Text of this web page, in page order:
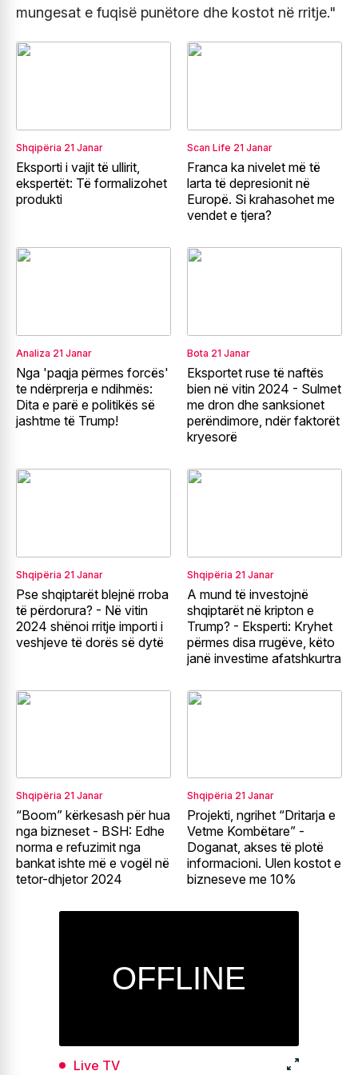
mungesat e fuqisë punëtore dhe kostot në rritje."
Shqipëria 21 Janar
Eksporti i vajit të ullirit,
ekspertët: Të formalizohet
produkti
Scan Life 21 Janar
Franca ka nivelet më të
larta të depresionit në
Europë. Si krahasohet me
vendet e tjera?
Analiza 21 Janar
Nga 'paqja përmes forcës'
te ndërprerja e ndihmës:
Dita e parë e politikës së
jashtme të Trump!
Bota 21 Janar
Eksportet ruse të naftës
bien në vitin 2024 - Sulmet
me dron dhe sanksionet
perëndimore, ndër faktorët
kryesorë
Shqipëria 21 Janar
Pse shqiptarët blejnë rroba
të përdorura? - Në vitin
2024 shënoi rritje importi i
veshjeve të dorës së dytë
Shqipëria 21 Janar
A mund të investojnë
shqiptarët në kripton e
Trump? - Eksperti: Kryhet
përmes disa rrugëve, këto
janë investime afatshkurtra
Shqipëria 21 Janar
“Boom” kërkesash për hua
nga bizneset - BSH: Edhe
norma e refuzimit nga
bankat ishte më e vogël në
tetor-dhjetor 2024
Shqipëria 21 Janar
Projekti, ngrihet “Dritarja e
Vetme Kombëtare” -
Doganat, akses të plotë
informacioni. Ulen kostot e
bizneseve me 10%
Live TV